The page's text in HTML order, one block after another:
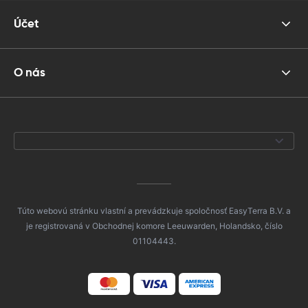
Účet
O nás
Túto webovú stránku vlastní a prevádzkuje spoločnosť EasyTerra B.V. a
je registrovaná v Obchodnej komore Leeuwarden, Holandsko, číslo
01104443.